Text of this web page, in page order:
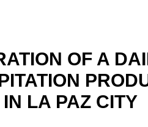
OF A
LA PAZ CITY